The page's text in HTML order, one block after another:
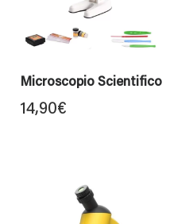
Microscopio Scientifico
14,90€